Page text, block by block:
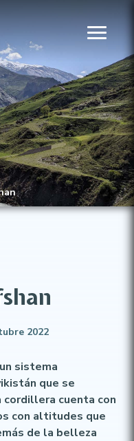
2022
sistema
que se
cuenta con
con altitudes que
de la belleza